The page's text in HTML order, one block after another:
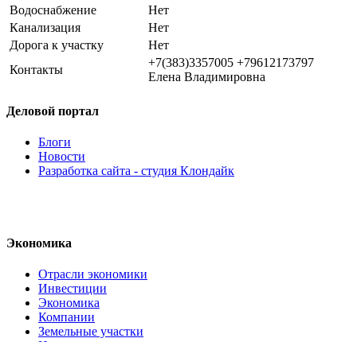
Водоснабжение
Нет
Канализация
Нет
Дорога к участку
Нет
Контакты
+7(383)3357005 +79612173797
Елена Владимировна
Деловой портал
Блоги
Новости
Разработка сайта - студия Клондайк
Экономика
Отрасли экономики
Инвестиции
Экономика
Компании
Земельные участки